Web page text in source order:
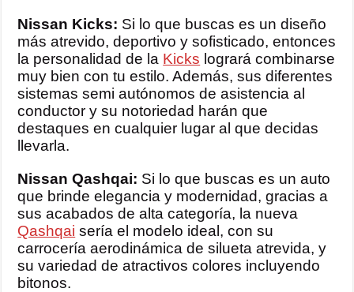
Nissan Kicks: Si lo que buscas es un diseño
más atrevido, deportivo y sofisticado, entonces
la personalidad de la Kicks logrará combinarse
muy bien con tu estilo. Además, sus diferentes
sistemas semi autónomos de asistencia al
conductor y su notoriedad harán que
destaques en cualquier lugar al que decidas
llevarla.
Nissan Qashqai: Si lo que buscas es un auto
que brinde elegancia y modernidad, gracias a
sus acabados de alta categoría, la nueva
Qashqai sería el modelo ideal, con su
carrocería aerodinámica de silueta atrevida, y
su variedad de atractivos colores incluyendo
bitonos.